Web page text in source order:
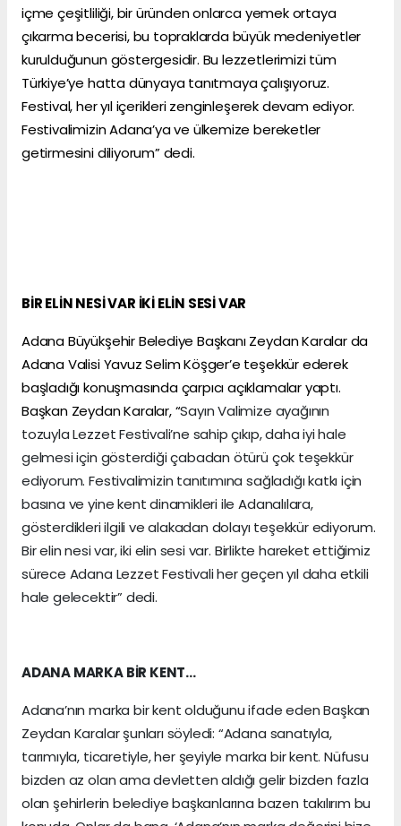
içme çeşitliliği, bir üründen onlarca yemek ortaya
çıkarma becerisi, bu topraklarda büyük medeniyetler
kurulduğunun göstergesidir. Bu lezzetlerimizi tüm
Türkiye’ye hatta dünyaya tanıtmaya çalışıyoruz.
Festival, her yıl içerikleri zenginleşerek devam ediyor.
Festivalimizin Adana’ya ve ülkemize bereketler
getirmesini diliyorum” dedi.
BİR ELİN NESİ VAR İKİ ELİN SESİ VAR
Adana Büyükşehir Belediye Başkanı Zeydan Karalar da
Adana Valisi Yavuz Selim Köşger’e teşekkür ederek
başladığı konuşmasında çarpıcı açıklamalar yaptı.
Başkan Zeydan Karalar, “Sayın Valimize ayağının
tozuyla Lezzet Festivali’ne sahip çıkıp, daha iyi hale
gelmesi için gösterdiği çabadan ötürü çok teşekkür
ediyorum. Festivalimizin tanıtımına sağladığı katkı için
basına ve yine kent dinamikleri ile Adanalılara,
gösterdikleri ilgili ve alakadan dolayı teşekkür ediyorum.
Bir elin nesi var, iki elin sesi var. Birlikte hareket ettiğimiz
sürece Adana Lezzet Festivali her geçen yıl daha etkili
hale gelecektir” dedi.
ADANA MARKA BİR KENT…
Adana’nın marka bir kent olduğunu ifade eden Başkan
Zeydan Karalar şunları söyledi: “Adana sanatıyla,
tarımıyla, ticaretiyle, her şeyiyle marka bir kent. Nüfusu
bizden az olan ama devletten aldığı gelir bizden fazla
olan şehirlerin belediye başkanlarına bazen takılırım bu